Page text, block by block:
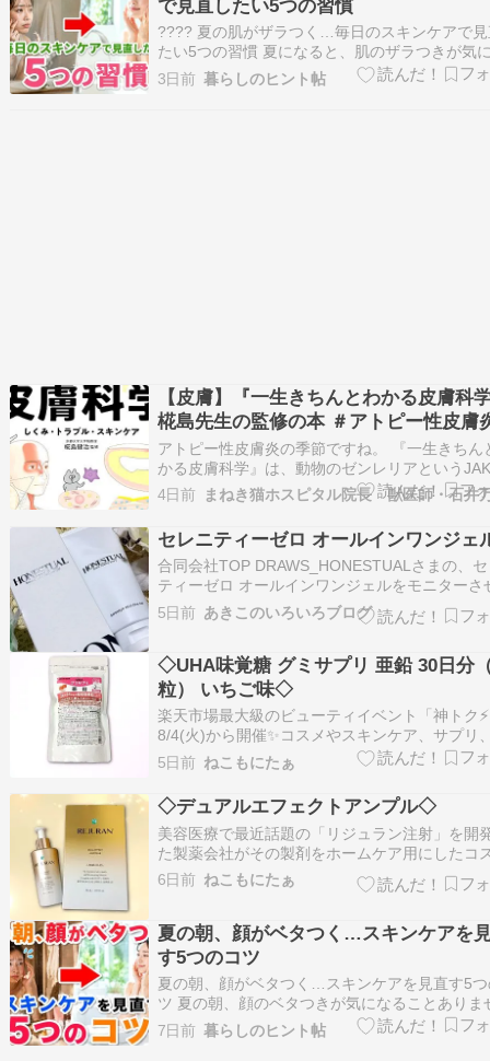
で見直したい5つの習慣
???? 夏の肌がザラつく…毎日のスキンケアで
たい5つの習慣 夏になると、肌のザラつきが気
ことはありませんか？???? 「いつもと同じよ
キンケアしているのに、なんだか肌がなめらか
3日前 暮らしのヒント帖
【皮膚】『一生きちんとわかる皮膚科
椛島先生の監修の本 ＃アトピー性皮膚
アトピー性皮膚炎の季節ですね。 『一生きちん
かる皮膚科学』は、動物のゼンレリアという
ヌスキナーゼ）阻害薬を作った椛島先生の監修
です。人の本ですが、基本は同じです。 『一生
んとわかる皮膚科学』の内容 皮膚は単に体を覆
ではなく、外部から体を守る「最大の臓器…
4日前
セレニティーゼロ オールインワンジェ
合同会社TOP DRAWS_HONESTUALさまの、
ティーゼロ オールインワンジェルをモニターさ
いただいています。化粧水・美容液・乳液・ク
ム・パックがひとつにまとまっていて手軽にス
れしいです。オールインワンジェル…
5日前 あきこのいろいろブログ
◇UHA味覚糖 グミサプリ 亜鉛 30日分
粒） いちご味◇
楽天市場最大級のビューティイベント「神トク
8/4(火)から開催✨コスメやスキンケア、サプリ
ラコン、美容家電はもちろん、韓国コスメにも
る 「最大30％OFFクーポン」 で、おトクに購
るイベントです。 今回気になっていたのは、
覚糖 グミサプリ 亜鉛 3…
5日前 ねこもにたぁ
◇デュアルエフェクトアンプル◇
美容医療で最近話題の「リジュラン注射」を開
た製薬会社がその製剤をホームケア用にしたコ
ライン。 少しとろみのある美容液ですが、肌に
ませるとベタつきにくく、なめらかな使用感。
のスキンケアにも取り入れやすかったです。乾
が…
6日前 ねこもにたぁ
夏の朝、顔がベタつく…スキンケアを
す5つのコツ
夏の朝、顔がベタつく…スキンケアを見直す5
ツ 夏の朝、顔のベタつきが気になることありま
か？???? 起きたときから肌がベタベタしてい
スキンケアをした後に「ちょっと重いかも…」
7日前 暮らしのヒント帖